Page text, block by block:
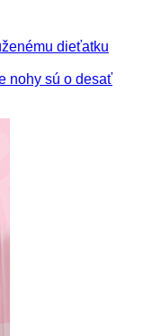
dieťatku
nohy sú o desať